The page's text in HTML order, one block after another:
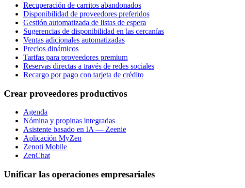
Recuperación de carritos abandonados
Disponibilidad de proveedores preferidos
Gestión automatizada de listas de espera
Sugerencias de disponibilidad en las cercanías
Ventas adicionales automatizadas
Precios dinámicos
Tarifas para proveedores premium
Reservas directas a través de redes sociales
Recargo por pago con tarjeta de crédito
Crear proveedores productivos
Agenda
Nómina y propinas integradas
Asistente basado en IA — Zeenie
Aplicación MyZen
Zenoti Mobile
ZenChat
Unificar las operaciones empresariales